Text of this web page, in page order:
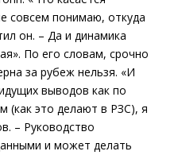
совсем понимаю, откуда
он. – Да и динамика
По его словам, срочно
за рубеж нельзя. «И
выводов как по
(как это делают в РЗС), я
– Руководство
и может делать